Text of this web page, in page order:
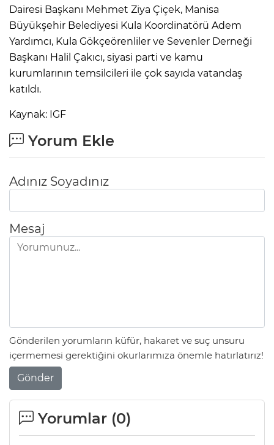
Dairesi Başkanı Mehmet Ziya Çiçek, Manisa
Büyükşehir Belediyesi Kula Koordinatörü Adem
Yardımcı, Kula Gökçeörenliler ve Sevenler Derneği
Başkanı Halil Çakıcı, siyasi parti ve kamu
kurumlarının temsilcileri ile çok sayıda vatandaş
katıldı.
Kaynak: IGF
Yorum Ekle
Adınız Soyadınız
Mesaj
Gönderilen yorumların küfür, hakaret ve suç unsuru
içermemesi gerektiğini okurlarımıza önemle hatırlatırız!
Gönder
Yorumlar (0)